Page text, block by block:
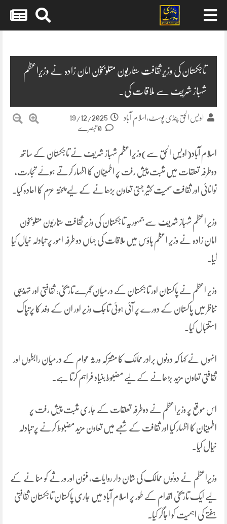
تاجکستان کی وزیر ثقافت ستاریون متلوبخون امان زادہ نے وزیراعظم
شہباز شریف سے ملاقات کی۔
اویس الحق پنڈی پوسٹ،اسلام آباد
19/12/2025
اسلام آباد(اویس الحق سے)وزیراعظم شہباز شریف نے تاجکستان کے ساتھ
دوطرفہ تعلقات میں مثبت پیش رفت پر اطمینان کا اظہار کرتے ہوئے تجارت،
توانائی اور ثقافت سمیت کثیر جہتی تعاون بڑھانے کے لیے پختہ عزم کا اعادہ کیا۔
وزیر اعظم شہباز شریف سے جمہوریہ تاجکستان کی وزیر ثقافت ستاریون متلوبخون
امان زادہ نے وزیر اعظم ہاؤس میں ملاقات کی جہاں دو طرفہ امور پر تبادلہ خیال کیا
گیا۔
وزیر اعظم نے پاکستان اور تاجکستان کے درمیان گہرے تاریخی، ثقافتی اور تہذیبی
تناظر میں پاکستان کے دورے پر آئی ہوئی تاجک وزیر اور ان کے وفد کا پرتپاک
استقبال کیا۔
انہوں نے کہا کہ دونوں برادر ممالک کا مشترکہ ورثہ عوام کے درمیان رابطوں اور
ثقافتی تعاون مزید بڑھانے کے لیے مضبوط بنیاد فراہم کرتا ہے۔
اس موقع پر وزیراعظم نے دوطرفہ تعلقات کے جاری مثبت پیش رفت پر
اطمینان کا اظہار کیا اور ثقافت کے شعبے میں تعاون مزید مضبوط کرنے پر تبادلہ
خیال کیا۔
وزیراعظم نے دونوں ممالک کی شان دار روایات، فنون اور ورثے کو منانے کے
لیے ایک تاریخی اقدام کے طور پر اسلام آباد میں جاری پاکستان تاجکستان ثقافتی
ہفتے کی اہمیت کو اجاگر کیا۔